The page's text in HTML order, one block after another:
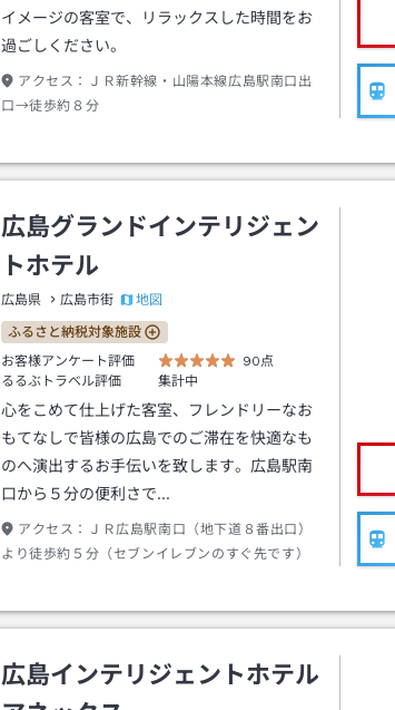
イメージの客室で、リラックスした時間をお
過ごしください。
アクセス：
ＪＲ新幹線・山陽本線広島駅南口出
口→徒歩約８分
広島グランドインテリジェン
トホテル
広島県 広島市街 地図
ふるさと納税対象施設
お客様アンケート評価
90点
るるぶトラベル評価
集計中
心をこめて仕上げた客室、フレンドリーなお
もてなしで皆様の広島でのご滞在を快適なも
のへ演出するお手伝いを致します。広島駅南
口から５分の便利さで…
アクセス：
ＪＲ広島駅南口（地下道８番出口）
より徒歩約５分（セブンイレブンのすぐ先です）
広島インテリジェントホテル